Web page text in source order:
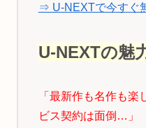
⇒ U-NEXTで今すぐ
U-NEXTの魅
「最新作も名作も
ビス契約は面倒…」